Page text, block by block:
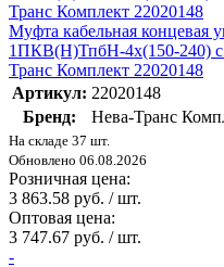
Муфта кабельная концевая
1ПКВ(Н)ТпбН-4х(150-240) с
Транс Комплект 22020148
Артикул: 22020148
Бренд:
Нева-Транс
На складе 37 шт.
Обновлено 06.08.2026
Розничная цена:
3 863.58 руб. / шт.
Оптовая цена:
3 747.67 руб. / шт.
-